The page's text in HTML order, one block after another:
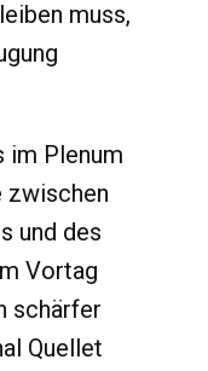
muss,
im Plenum
zwischen
und des
Vortag
schärfer
Quellet